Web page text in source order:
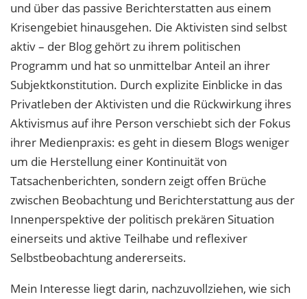
und über das passive Berichterstatten aus einem
Krisengebiet hinausgehen. Die Aktivisten sind selbst
aktiv – der Blog gehört zu ihrem politischen
Programm und hat so unmittelbar Anteil an ihrer
Subjektkonstitution. Durch explizite Einblicke in das
Privatleben der Aktivisten und die Rückwirkung ihres
Aktivismus auf ihre Person verschiebt sich der Fokus
ihrer Medienpraxis: es geht in diesem Blogs weniger
um die Herstellung einer Kontinuität von
Tatsachenberichten, sondern zeigt offen Brüche
zwischen Beobachtung und Berichterstattung aus der
Innenperspektive der politisch prekären Situation
einerseits und aktive Teilhabe und reflexiver
Selbstbeobachtung andererseits.
Mein Interesse liegt darin, nachzuvollziehen, wie sich